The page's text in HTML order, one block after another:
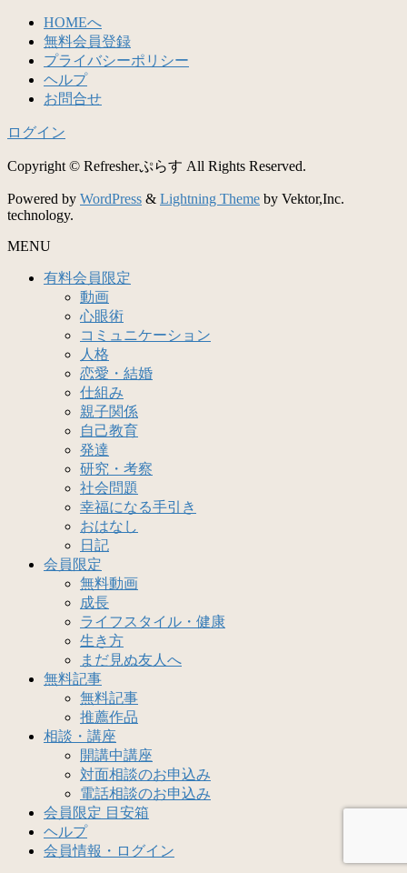
HOMEへ
無料会員登録
プライバシーポリシー
ヘルプ
お問合せ
ログイン
Copyright © Refresherぷらす All Rights Reserved.
Powered by WordPress & Lightning Theme by Vektor,Inc.
technology.
MENU
有料会員限定
動画
心眼術
コミュニケーション
人格
恋愛・結婚
仕組み
親子関係
自己教育
発達
研究・考察
社会問題
幸福になる手引き
おはなし
日記
会員限定
無料動画
成長
ライフスタイル・健康
生き方
まだ見ぬ友人へ
無料記事
無料記事
推薦作品
相談・講座
開講中講座
対面相談のお申込み
電話相談のお申込み
会員限定 目安箱
ヘルプ
会員情報・ログイン